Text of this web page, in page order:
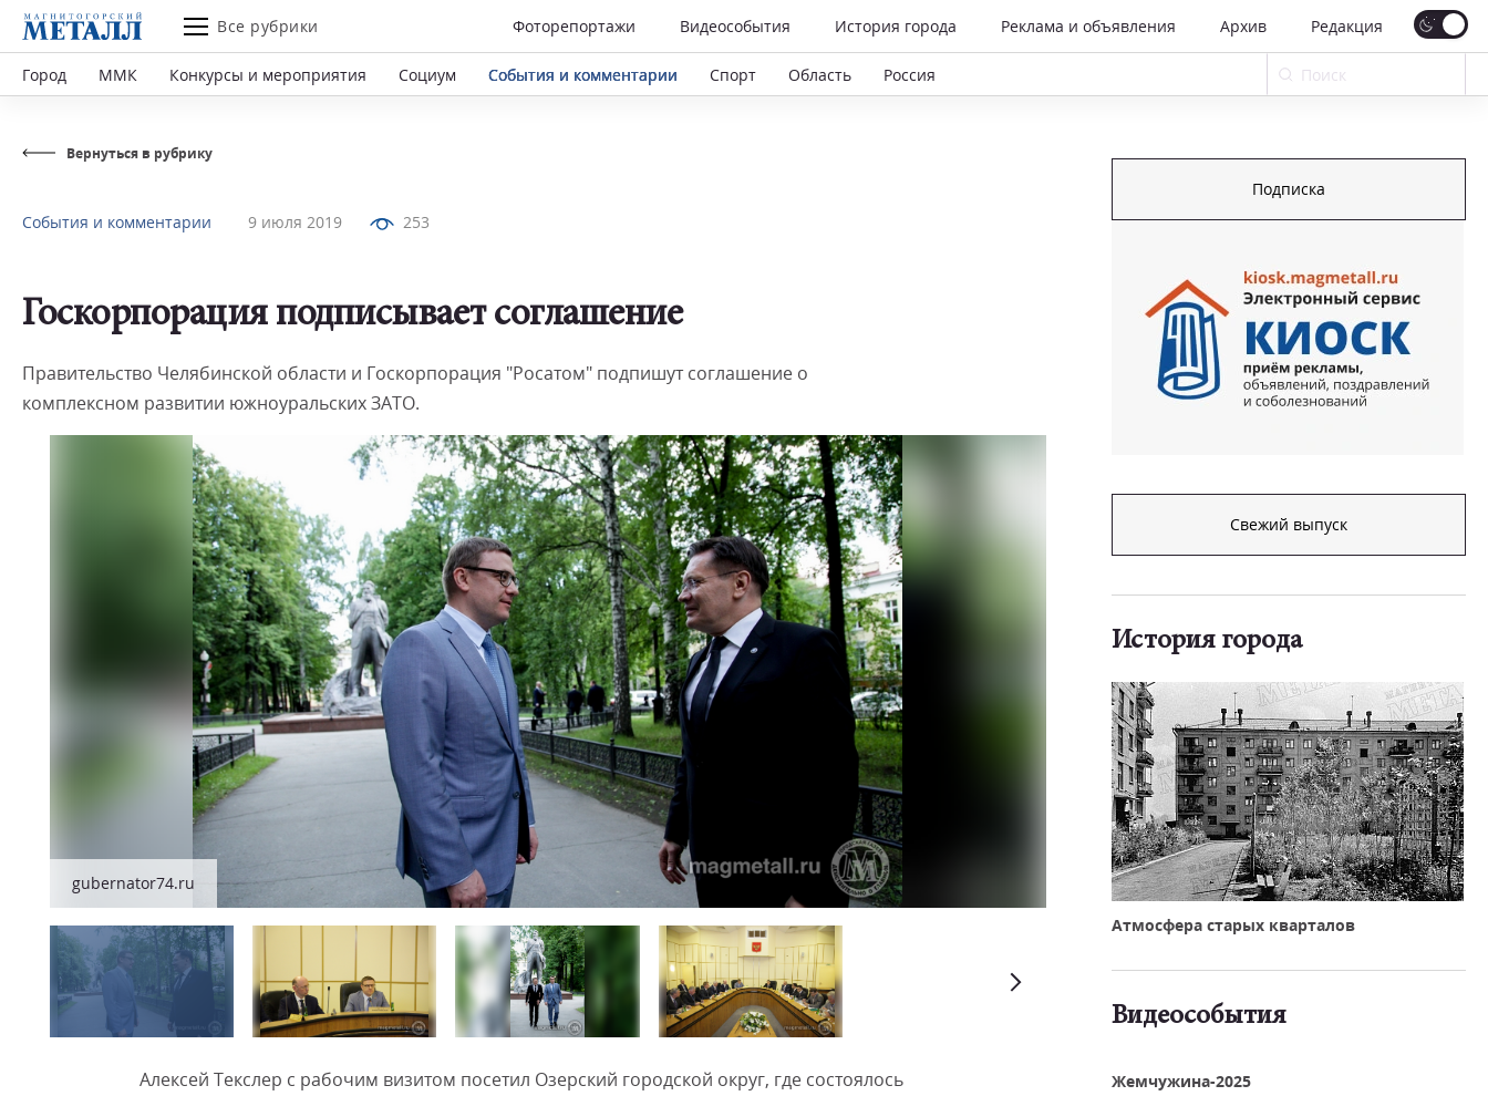
Все рубрики Фоторепортажи Видеособытия История города Реклама и объявления Архив Редакция
Город ММК Конкурсы и мероприятия Социум События и комментарии Спорт Область Россия
Вернуться в рубрику
События и комментарии 9 июля 2019 253
Госкорпорация подписывает соглашение
Правительство Челябинской области и Госкорпорация "Росатом" подпишут соглашение о
комплексном развитии южноуральских ЗАТО.
gubernator74.ru gubernator74.ru
Алексей Текслер с рабочим визитом посетил Озерский городской округ, где состоялось
Подписка
Свежий выпуск
История города
Атмосфера старых кварталов
Видеособытия
Жемчужина-2025